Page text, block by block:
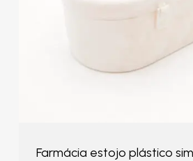
Farmácia estojo plástico